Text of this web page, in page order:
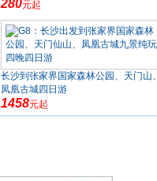
280元起
长沙到张家界国家森林公园、天门山、
凤凰古城四日游
1458元起